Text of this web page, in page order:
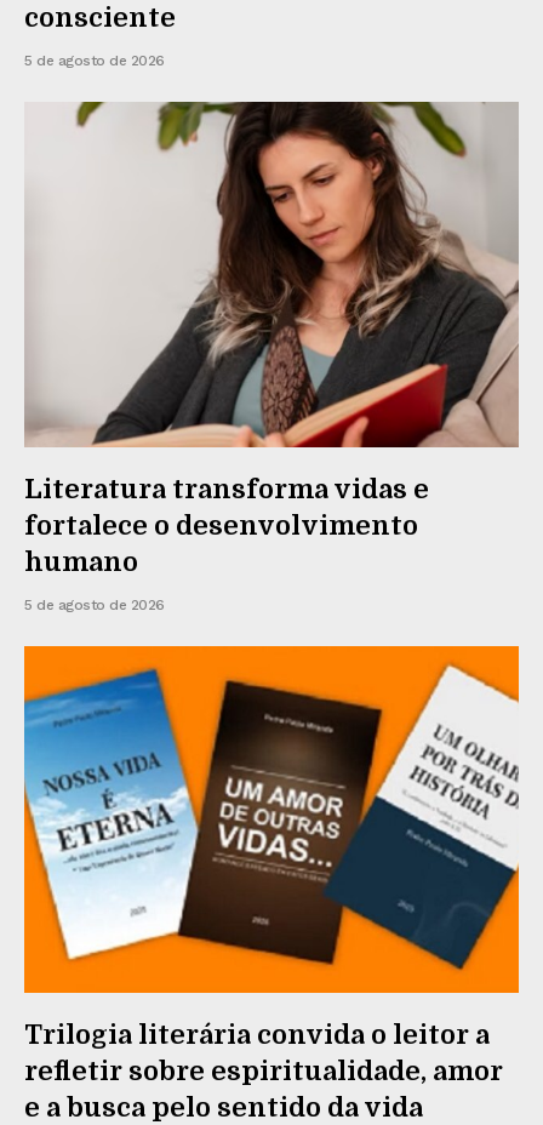
consciente
5 de agosto de 2026
Literatura transforma vidas e
fortalece o desenvolvimento
humano
5 de agosto de 2026
Trilogia literária convida o leitor a
refletir sobre espiritualidade, amor
e a busca pelo sentido da vida